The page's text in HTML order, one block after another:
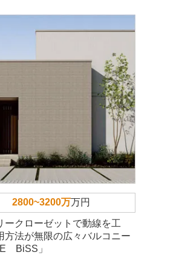
2800~3200万万円
ークローゼットで動線を工
方法が無限の広々バルコニー
BiSS」